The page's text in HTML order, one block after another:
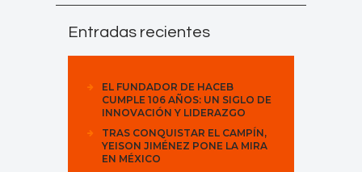
Entradas recientes
EL FUNDADOR DE HACEB
CUMPLE 106 AÑOS: UN SIGLO DE
INNOVACIÓN Y LIDERAZGO
TRAS CONQUISTAR EL CAMPÍN,
YEISON JIMÉNEZ PONE LA MIRA
EN MÉXICO